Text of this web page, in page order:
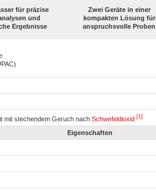
für präzise
und
Ergebnisse
Zwei Geräte in einer
kompakten Lösung für
anspruchsvolle Proben
mit stechendem Geruch nach Schwefeldioxid [1]
Eigenschaften